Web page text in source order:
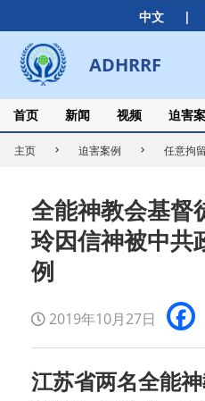
中文 |
to
content
ADHRRF
Secondary
Navigation
Menu
首页 新闻 视频 迫害
主页 迫害案例 任意拘
全能神教会基督
玲因信神被中共
例
2019年10月27日
江苏省两名全能